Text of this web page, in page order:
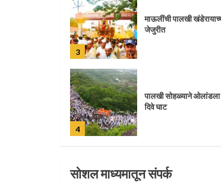
4
पालखी सोहळ्याने ओलांडला
दिवे घाट
5
पुणेकरांकडून पालख्यांचे
उत्साही स्वागत
मुख्यमंत्र्यांच्या हस्ते
सोशल माध्यमातून संपर्क